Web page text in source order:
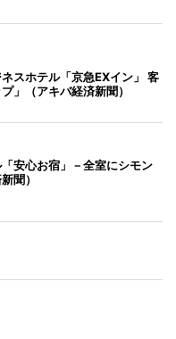
スホテル「京急EXイン」 客
」（アキバ経済新聞）
安心お宿」－全室にシモン
聞）